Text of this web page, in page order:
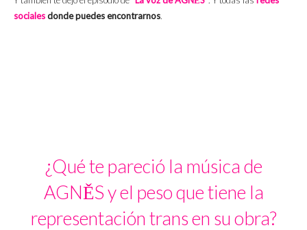
socialesdonde puedes encontrarnos.
¿Qué te pareció la música de
AGNĚS y el peso que tiene la
representación trans en su obra?